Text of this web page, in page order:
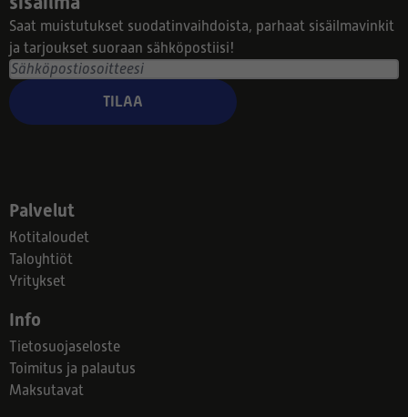
Saat muistutukset suodatinvaihdoista, parhaat sisäilmavinkit
ja tarjoukset suoraan sähköpostiisi!
TILAA
Palvelut
Kotitaloudet
Taloyhtiöt
Yritykset
Info
Tietosuojaseloste
Toimitus ja palautus
Maksutavat